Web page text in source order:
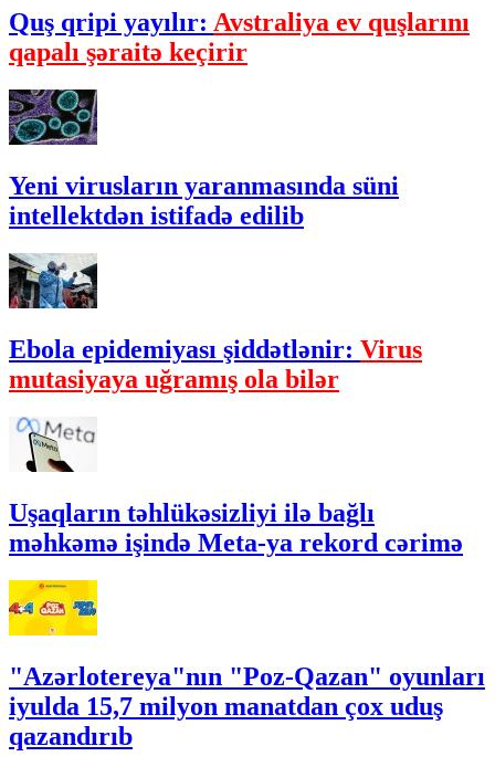
Quş qripi yayılır: Avstraliya ev quşlarını
qapalı şəraitə keçirir
Yeni virusların yaranmasında süni
intellektdən istifadə edilib
Ebola epidemiyası şiddətlənir: Virus
mutasiyaya uğramış ola bilər
Uşaqların təhlükəsizliyi ilə bağlı
məhkəmə işində Meta-ya rekord cərimə
"Azərlotereya"nın "Poz-Qazan" oyunları
iyulda 15,7 milyon manatdan çox uduş
qazandırıb